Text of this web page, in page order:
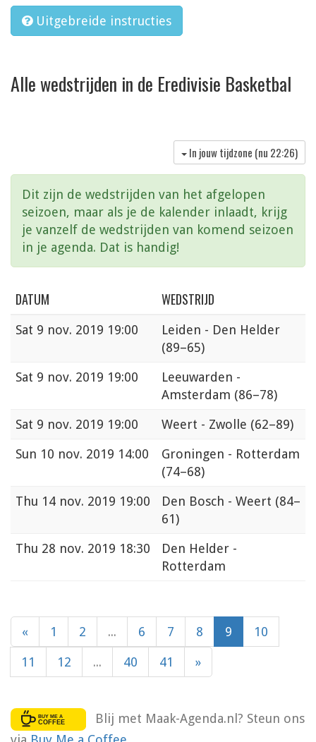
Uitgebreide instructies
Alle wedstrijden in de Eredivisie Basketbal
In jouw tijdzone (nu 22:26)
Dit zijn de wedstrijden van het afgelopen
seizoen, maar als je de kalender inlaadt, krijg
je vanzelf de wedstrijden van komend seizoen
in je agenda. Dat is handig!
DATUM WEDSTRIJD
Sat 9 nov. 2019 19:00
Leiden - Den Helder
(89–65)
Sat 9 nov. 2019 19:00
Leeuwarden -
Amsterdam (86–78)
Sat 9 nov. 2019 19:00 Weert - Zwolle (62–89)
Sun 10 nov. 2019 14:00
Groningen - Rotterdam
(74–68)
Thu 14 nov. 2019 19:00 Den Bosch - Weert (84–
61)
Thu 28 nov. 2019 18:30
Den Helder -
Rotterdam
« 1 2 ... 6 7 8 9 10
11 12 ... 40 41 »
Blij met Maak-Agenda.nl? Steun ons